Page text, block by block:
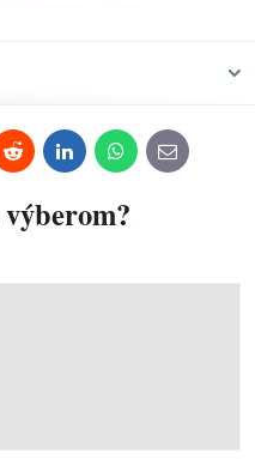
Reddit LinkedInWhatsApp
E-
mail